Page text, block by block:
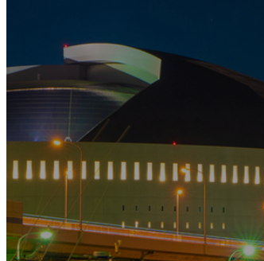
戸建新築事例
戸建リフォーム事例
給水管洗浄事例
排水管洗浄
貯水槽清掃事例
水道メーター交換事例
その他の施工事例
よくあるご質問
投資用新築プランニング書